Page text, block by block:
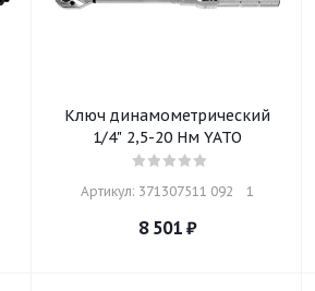
Ключ динамометрический
1/4" 2,5-20 Нм YATO
Артикул: 371307511 092    1
8 501 ₽